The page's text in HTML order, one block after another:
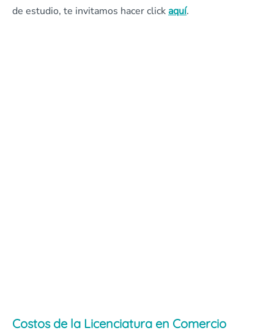
de estudio, te invitamos hacer clickaquí.
Costos de la Licenciatura en Comercio